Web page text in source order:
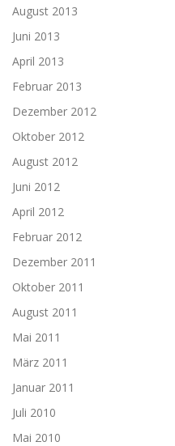
August 2013
Juni 2013
April 2013
Februar 2013
Dezember 2012
Oktober 2012
August 2012
Juni 2012
April 2012
Februar 2012
Dezember 2011
Oktober 2011
August 2011
Mai 2011
März 2011
Januar 2011
Juli 2010
Mai 2010